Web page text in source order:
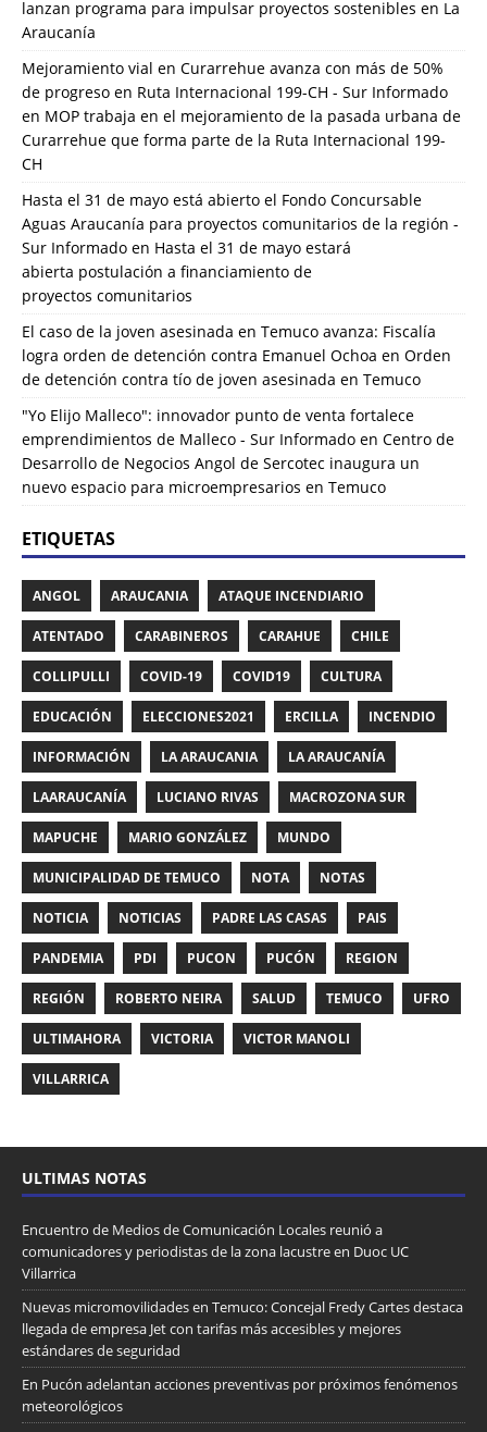
lanzan programa para impulsar proyectos sostenibles en La
Araucanía
Mejoramiento vial en Curarrehue avanza con más de 50%
de progreso en Ruta Internacional 199-CH - Sur Informado
en MOP trabaja en el mejoramiento de la pasada urbana de
Curarrehue que forma parte de la Ruta Internacional 199-
CH
Hasta el 31 de mayo está abierto el Fondo Concursable
Aguas Araucanía para proyectos comunitarios de la región -
Sur Informado en Hasta el 31 de mayo estará
abierta postulación a financiamiento de
proyectos comunitarios
El caso de la joven asesinada en Temuco avanza: Fiscalía
logra orden de detención contra Emanuel Ochoa en Orden
de detención contra tío de joven asesinada en Temuco
"Yo Elijo Malleco": innovador punto de venta fortalece
emprendimientos de Malleco - Sur Informado en Centro de
Desarrollo de Negocios Angol de Sercotec inaugura un
nuevo espacio para microempresarios en Temuco
ETIQUETAS
ANGOL ARAUCANIA ATAQUE INCENDIARIO
ATENTADO CARABINEROS CARAHUE CHILE
COLLIPULLI COVID-19 COVID19 CULTURA
EDUCACIÓN ELECCIONES2021 ERCILLA INCENDIO
INFORMACIÓN LA ARAUCANIA LA ARAUCANÍA
LAARAUCANÍA LUCIANO RIVAS MACROZONA SUR
MAPUCHE MARIO GONZÁLEZ MUNDO
MUNICIPALIDAD DE TEMUCO NOTA NOTAS
NOTICIA NOTICIAS PADRE LAS CASAS PAIS
PANDEMIA PDI PUCON PUCÓN REGION
REGIÓN ROBERTO NEIRA SALUD TEMUCO UFRO
ULTIMAHORA VICTORIA VICTOR MANOLI
VILLARRICA
ULTIMAS NOTAS
Encuentro de Medios de Comunicación Locales reunió a
comunicadores y periodistas de la zona lacustre en Duoc UC
Villarrica
Nuevas micromovilidades en Temuco: Concejal Fredy Cartes destaca
llegada de empresa Jet con tarifas más accesibles y mejores
estándares de seguridad
En Pucón adelantan acciones preventivas por próximos fenómenos
meteorológicos